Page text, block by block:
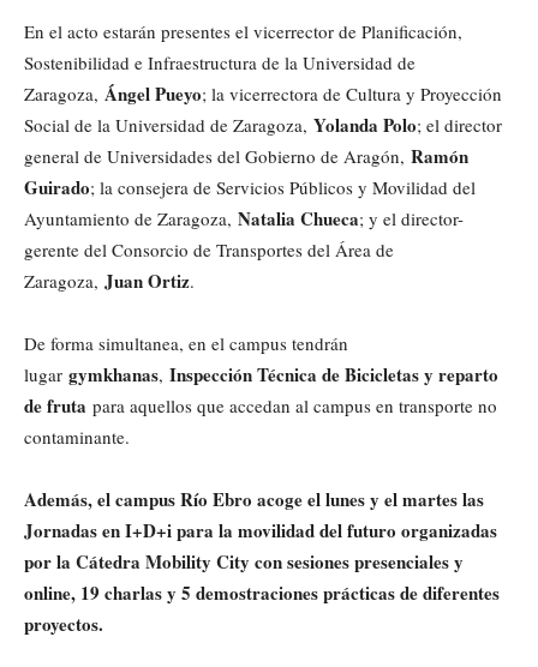
En el acto estarán presentes el vicerrector de Planificación,
Sostenibilidad e Infraestructura de la Universidad de
Zaragoza, Ángel Pueyo; la vicerrectora de Cultura y Proyección
Social de la Universidad de Zaragoza, Yolanda Polo; el director
general de Universidades del Gobierno de Aragón, Ramón
Guirado; la consejera de Servicios Públicos y Movilidad del
Ayuntamiento de Zaragoza, Natalia Chueca; y el director-
gerente del Consorcio de Transportes del Área de
Zaragoza, Juan Ortiz.
De forma simultanea, en el campus tendrán
lugar gymkhanas, Inspección Técnica de Bicicletas y reparto
de fruta para aquellos que accedan al campus en transporte no
contaminante.
Además, el campus Río Ebro acoge el lunes y el martes las
Jornadas en I+D+i para la movilidad del futuro organizadas
por la Cátedra Mobility City con sesiones presenciales y
online, 19 charlas y 5 demostraciones prácticas de diferentes
proyectos.